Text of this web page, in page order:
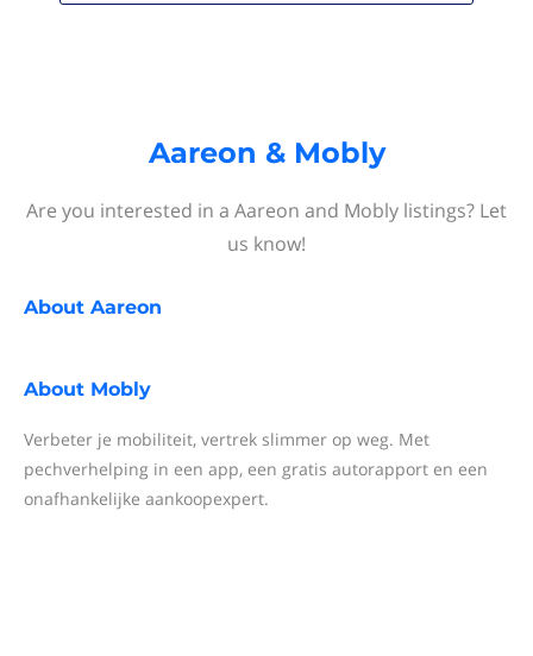
Aareon & Mobly
Are you interested in a Aareon and Mobly listings? Let
us know!
About Aareon
About Mobly
Verbeter je mobiliteit, vertrek slimmer op weg. Met
pechverhelping in een app, een gratis autorapport en een
onafhankelijke aankoopexpert.